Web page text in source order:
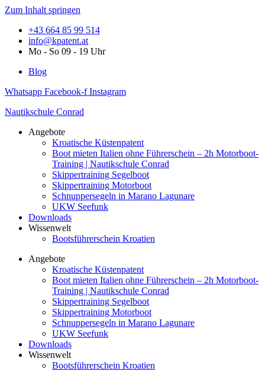
Zum Inhalt springen
+43 664 85 99 514
info@kpatent.at
Mo - So 09 - 19 Uhr
Blog
Whatsapp Facebook-f Instagram
Nautikschule Conrad
Angebote
Kroatische Küstenpatent
Boot mieten Italien ohne Führerschein – 2h Motorboot-
Training | Nautikschule Conrad
Skippertraining Segelboot
Skippertraining Motorboot
Schnuppersegeln in Marano Lagunare
UKW Seefunk
Downloads
Wissenwelt
Bootsführerschein Kroatien
Angebote
Kroatische Küstenpatent
Boot mieten Italien ohne Führerschein – 2h Motorboot-
Training | Nautikschule Conrad
Skippertraining Segelboot
Skippertraining Motorboot
Schnuppersegeln in Marano Lagunare
UKW Seefunk
Downloads
Wissenwelt
Bootsführerschein Kroatien